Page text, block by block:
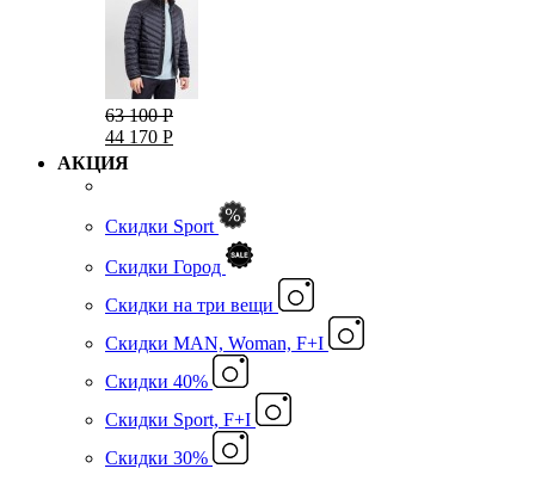
63 100 Р
44 170 Р
АКЦИЯ
Скидки Sport
Скидки Город
Cкидки на три вещи
Скидки MAN, Woman, F+I
Скидки 40%
Скидки Sport, F+I
Скидки 30%